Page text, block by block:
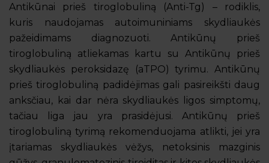
Antikūnai prieš tiroglobuliną (Anti-Tg) – rodiklis,
kuris naudojamas autoimuniniams skydliaukės
pažeidimams diagnozuoti. Antikūnų prieš
tiroglobuliną atliekamas kartu su Antikūnų prieš
skydliaukės peroksidazę (aTPO) tyrimu. Antikūnų
prieš tiroglobuliną padidėjimas gali pasireikšti daug
anksčiau, kai dar nėra skydliaukės ligos simptomų,
tačiau liga jau yra
prasidėjusi. Antikūnų prieš
tiroglobuliną tyrimą rekomenduojama atlikti, jei yra
įtariamas skydliaukės vėžys, netoksinis mazginis